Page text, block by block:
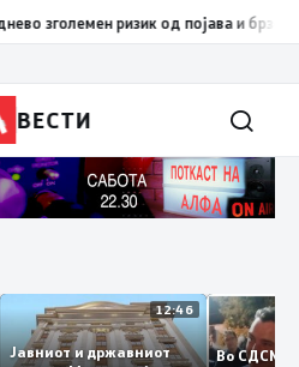
зголемен ризик од појава и брзо
ВЕСТИ
12:46
Јавниот и државниот
Во